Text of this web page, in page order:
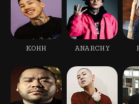
KOHH ANARCHY